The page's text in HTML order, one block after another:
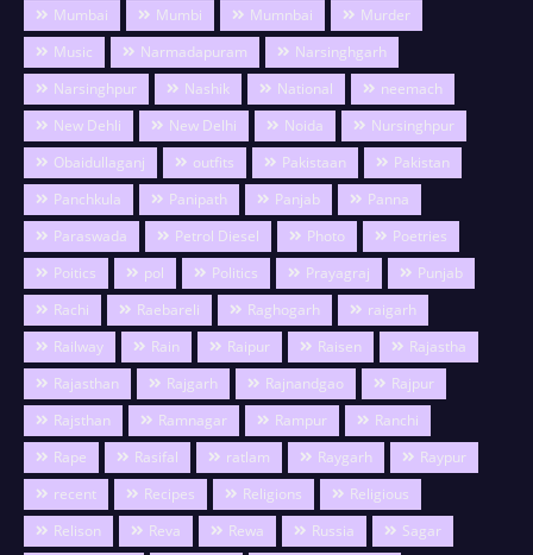
Mumbai
Mumbi Mumnbai
Murder
Music
Narmadapuram
Narsinghgarh
Narsinghpur
Nashik National
neemach
New Dehli
New Delhi Noida
Nursinghpur
Obaidullaganj
outfits Pakistaan
Pakistan
Panchkula
Panipath Panjab
Panna
Paraswada
Petrol Diesel Photo
Poetries
Poitics
pol Politics Prayagraj
Punjab
Rachi
Raebareli Raghogarh
raigarh
Railway
Rain Raipur Raisen
Rajastha
Rajasthan
Rajgarh Rajnandgao
Rajpur
Rajsthan
Ramnagar Rampur
Ranchi
Rape
Rasifal ratlam Raygarh
Raypur
recent
Recipes Religions
Religious
Relison
Reva Rewa Russia
Sagar